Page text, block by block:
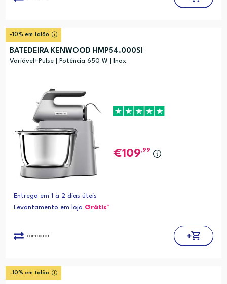
-10% em talão
BATEDEIRA KENWOOD HMP54.000SI
Variável+Pulse | Potência 650 W | Inox
109,99
Entrega em 1 a 2 dias úteis
Levantamento em loja Grátis*
comparar
-10% em talão